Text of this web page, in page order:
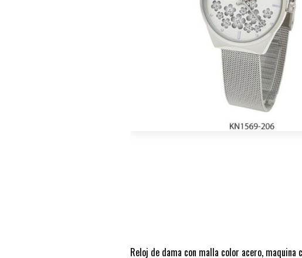
Reloj de dama con malla color acero, maquina